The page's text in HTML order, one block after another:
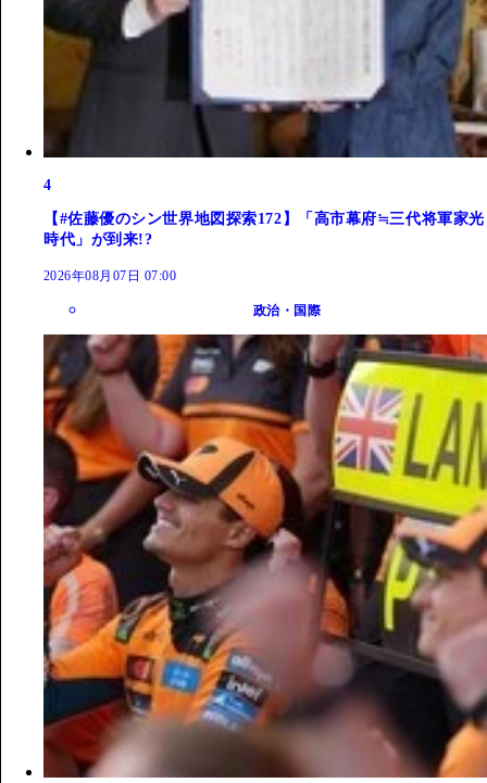
4
【#佐藤優のシン世界地図探索172】「高市幕府≒三代将軍家光
時代」が到来!?
2026年08月07日 07:00
政治・国際